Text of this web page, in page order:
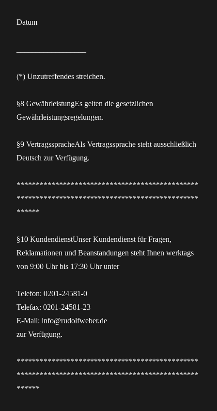
Datum
(*) Unzutreffendes streichen.
§8 GewährleistungEs gelten die gesetzlichen
Gewährleistungsregelungen.
§9 VertragsspracheAls Vertragssprache steht ausschließlich
Deutsch zur Verfügung.
***********************************************
***********************************************
******
§10 KundendienstUnser Kundendienst für Fragen,
Reklamationen und Beanstandungen steht Ihnen werktags
von 9:00 Uhr bis 17:30 Uhr unter
Telefon: 0201-24581-0
Telefax: 0201-24581-23
E-Mail: info@rudolfweber.de
zur Verfügung.
***********************************************
***********************************************
******